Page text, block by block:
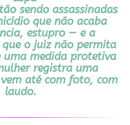
sendo assassinadas
que não acaba
estupro — e a
o juiz não permita
uma medida protetiva
registra uma
até com foto, com
laudo.